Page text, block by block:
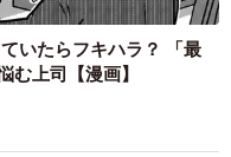
いたらフキハラ？ 「最
む上司【漫画】